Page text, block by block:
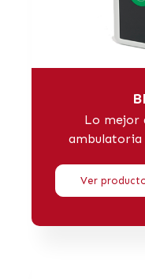
Lo mejor
ambulatoria
Ver